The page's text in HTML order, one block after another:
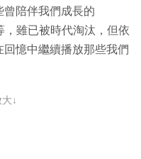
曾陪伴我們成長的
，雖已被時代淘汰，但依
憶中繼續播放那些我們
↓